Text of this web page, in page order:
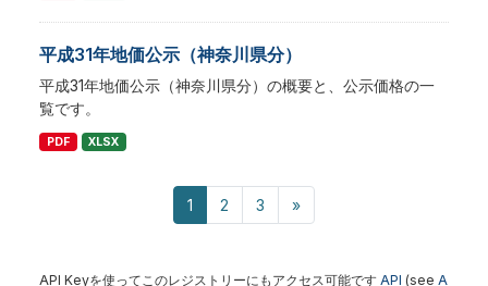
平成31年地価公示（神奈川県分）
平成31年地価公示（神奈川県分）の概要と、公示価格の一
覧です。
PDF XLSX
1 2 3 »
API Keyを使ってこのレジストリーにもアクセス可能です API (see A